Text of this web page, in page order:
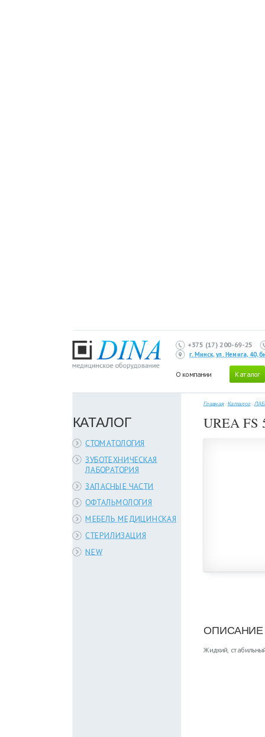
+375 (17) 200-69-25
г. Минск, ул. Немига, 40,
О компании Каталог
КАТАЛОГ
СТОМАТОЛОГИЯ
ЗУБОТЕХНИЧЕСКАЯ
ЛАБОРАТОРИЯ
ЗАПАСНЫЕ ЧАСТИ
ОФТАЛЬМОЛОГИЯ
МЕБЕЛЬ МЕДИЦИНСКАЯ
СТЕРИЛИЗАЦИЯ
NEW
Главная /Каталог /
UREA FS
ОПИСАНИЕ
Жидкий,